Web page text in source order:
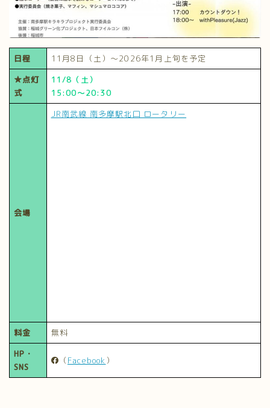
日程
11月8日（土）～2026年1月上旬を予定
★点灯
式
11/8（土）
15:00～20:30
会場
JR南武線 南多摩駅北口 ロータリー
料金
無料
HP・
SNS
（Facebook ）